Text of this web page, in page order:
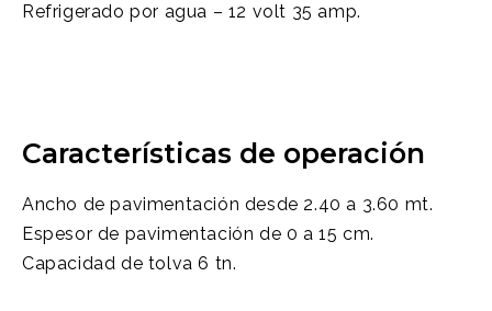
Refrigerado por agua – 12 volt 35 amp.
Características de operación
Ancho de pavimentación desde 2.40 a 3.60 mt.
Espesor de pavimentación de 0 a 15 cm.
Capacidad de tolva 6 tn.